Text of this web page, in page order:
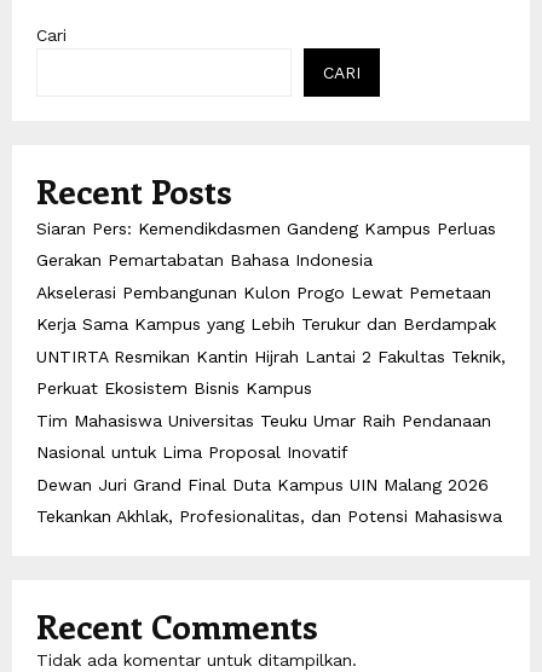
Cari
CARI
Recent Posts
Siaran Pers: Kemendikdasmen Gandeng Kampus Perluas
Gerakan Pemartabatan Bahasa Indonesia
Akselerasi Pembangunan Kulon Progo Lewat Pemetaan
Kerja Sama Kampus yang Lebih Terukur dan Berdampak
UNTIRTA Resmikan Kantin Hijrah Lantai 2 Fakultas Teknik,
Perkuat Ekosistem Bisnis Kampus
Tim Mahasiswa Universitas Teuku Umar Raih Pendanaan
Nasional untuk Lima Proposal Inovatif
Dewan Juri Grand Final Duta Kampus UIN Malang 2026
Tekankan Akhlak, Profesionalitas, dan Potensi Mahasiswa
Recent Comments
Tidak ada komentar untuk ditampilkan.